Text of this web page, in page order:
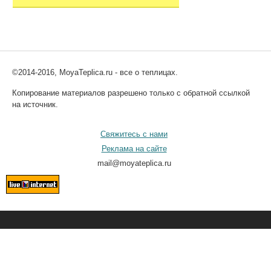
©2014-2016, MoyaTeplica.ru - все о теплицах.
Копирование материалов разрешено только с обратной ссылкой
на источник.
Свяжитесь с нами
Реклама на сайте
mail@moyateplica.ru